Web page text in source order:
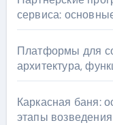
сервиса:
Платформы для
архитектура,
Каркасная баня:
этапы возведения